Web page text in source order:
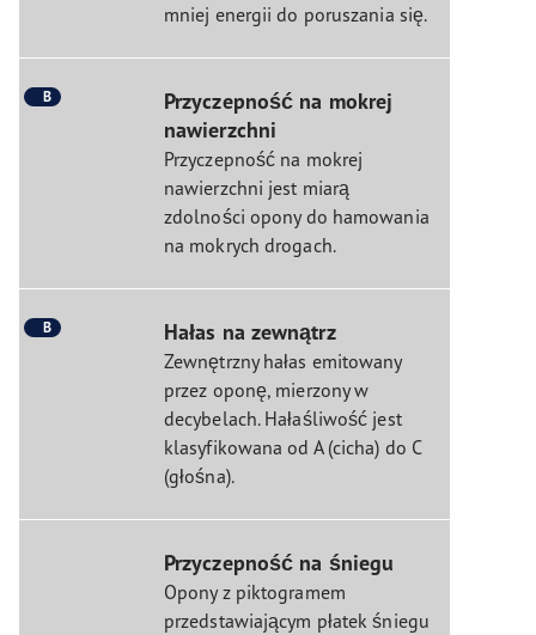
mniej energii do poruszania się.
B
Przyczepność na mokrej
nawierzchni
Przyczepność na mokrej
nawierzchni jest miarą
zdolności opony do hamowania
na mokrych drogach.
B Hałas na zewnątrz
Zewnętrzny hałas emitowany
przez oponę, mierzony w
decybelach. Hałaśliwość jest
klasyfikowana od A (cicha) do C
(głośna).
Przyczepność na śniegu
Opony z piktogramem
przedstawiającym płatek śniegu